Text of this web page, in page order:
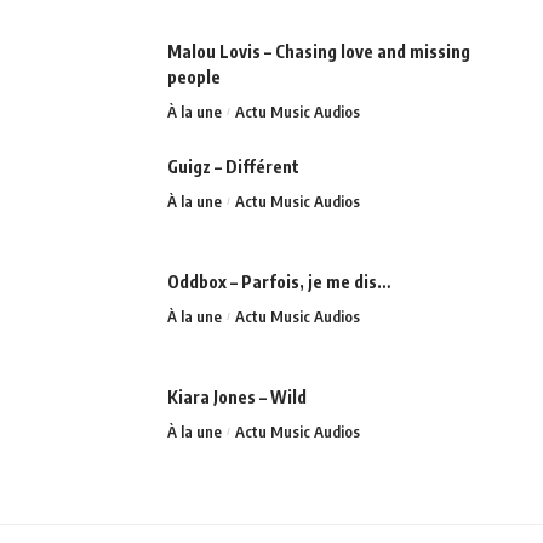
Malou Lovis – Chasing love and missing
people
À la une Actu Music Audios
Guigz – Différent
À la une Actu Music Audios
Oddbox – Parfois, je me dis…
À la une Actu Music Audios
Kiara Jones – Wild
À la une Actu Music Audios